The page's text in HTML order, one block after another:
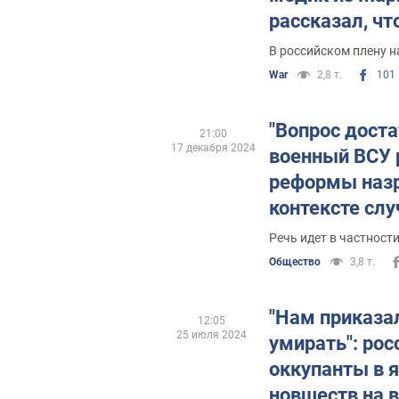
рассказал,
ужасным в
В российском плену
War 2,8 т. 101
"Вопрос
военный ВСУ
реформы
контексте
понтонно-
Видео
Речь идет в
Общество 3,8 т.
21:00
17 декабря 2024
"Нам
умирать":
оккупанты в
12:05
25 июля 2024